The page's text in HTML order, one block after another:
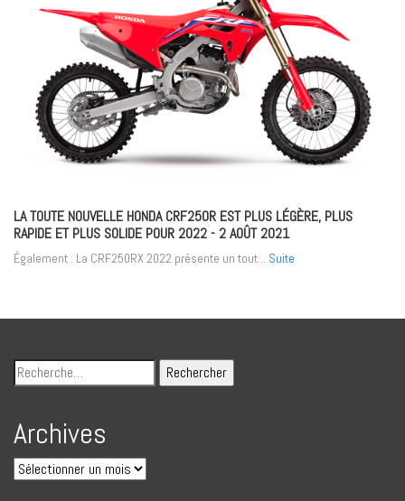
LA TOUTE NOUVELLE HONDA CRF250R EST PLUS LÉGÈRE, PLUS
RAPIDE ET PLUS SOLIDE POUR 2022- 2 AOÛT 2021
Également : La CRF250RX 2022 présente un tout... Suite
Archives